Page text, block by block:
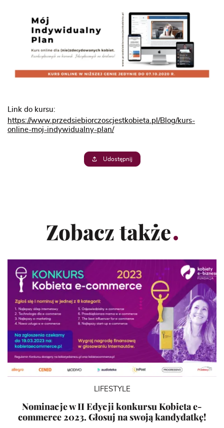
Link do kursu:
https://www.przedsiebiorczoscjestkobieta.pl/Blog/kurs-
online-moj-indywidualny-plan/
Udostępnij
Zobacz także
LIFESTYLE
Nominacje w II Edycji konkursu Kobieta e-
commerce 2023. Głosuj na swoją kandydatkę!